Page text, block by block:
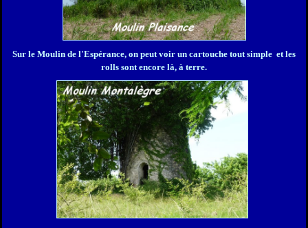
Sur le Moulin de l'Espérance, on peut voir un cartouche tout simple et les
rolls sont encore là, à terre.